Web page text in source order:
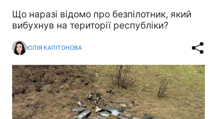
Що наразі відомо про безпілотник, який
вибухнув на території республіки?
ЮЛІЯ КАПІТОНОВА